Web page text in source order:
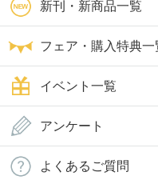
新刊・新商品一覧
フェア・購入特典一
イベント一覧
アンケート
よくあるご質問